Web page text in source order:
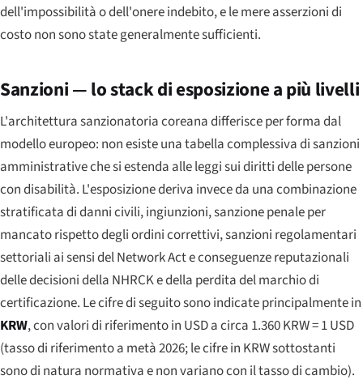
dell'impossibilità o dell'onere indebito, e le mere asserzioni di
costo non sono state generalmente sufficienti.
Sanzioni — lo stack di esposizione a più livelli
L'architettura sanzionatoria coreana differisce per forma dal
modello europeo: non esiste una tabella complessiva di sanzioni
amministrative che si estenda alle leggi sui diritti delle persone
con disabilità. L'esposizione deriva invece da una combinazione
stratificata di danni civili, ingiunzioni, sanzione penale per
mancato rispetto degli ordini correttivi, sanzioni regolamentari
settoriali ai sensi del Network Act e conseguenze reputazionali
delle decisioni della NHRCK e della perdita del marchio di
certificazione. Le cifre di seguito sono indicate principalmente in
KRW, con valori di riferimento in USD a circa 1.360 KRW = 1 USD
(tasso di riferimento a metà 2026; le cifre in KRW sottostanti
sono di natura normativa e non variano con il tasso di cambio).